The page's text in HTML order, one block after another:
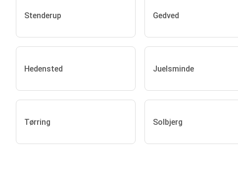
Stenderup Gedved
Hedensted Juelsminde
Tørring Solbjerg